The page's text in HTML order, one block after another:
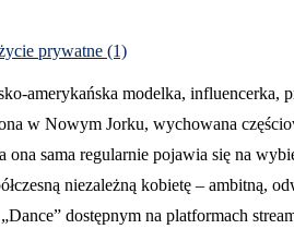
amerykańska modelka, influencerka,
w Nowym Jorku, wychowana
ona sama regularnie pojawia się na
niezależną kobietę – ambitną,
dostępnym na platformach